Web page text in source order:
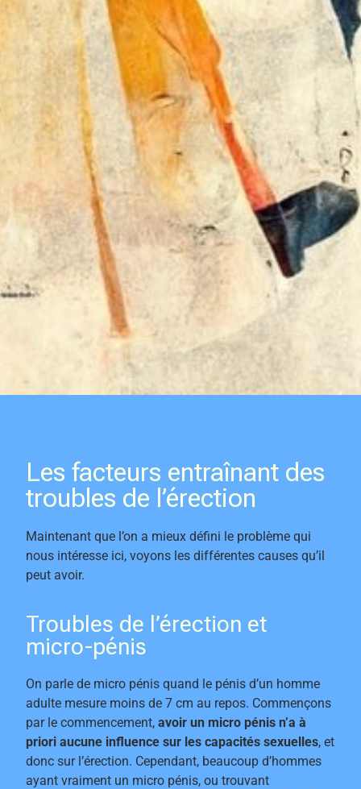
Les facteurs entraînant des
troubles de l’érection
Maintenant que l’on a mieux défini le problème qui
nous intéresse ici, voyons les différentes causes qu’il
peut avoir.
Troubles de l’érection et
micro-pénis
On parle de micro pénis quand le pénis d’un homme
adulte mesure moins de 7 cm au repos. Commençons
par le commencement, avoir un micro pénis n’a à
priori aucune influence sur les capacités sexuelles, et
donc sur l’érection. Cependant, beaucoup d’hommes
ayant vraiment un micro pénis, ou trouvant